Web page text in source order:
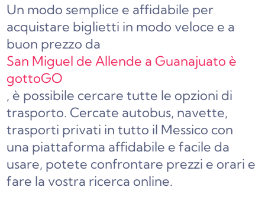
Un modo semplice e affidabile per
acquistare biglietti in modo veloce e a
buon prezzo da
San Miguel de Allende a Guanajuato è
gottoGO
, è possibile cercare tutte le opzioni di
trasporto. Cercate autobus, navette,
trasporti privati in tutto il Messico con
una piattaforma affidabile e facile da
usare, potete confrontare prezzi e orari e
fare la vostra ricerca online.